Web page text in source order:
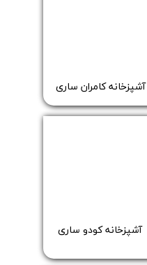
آشپزخانه کودو ساری
آشپزخانه کامران ساری